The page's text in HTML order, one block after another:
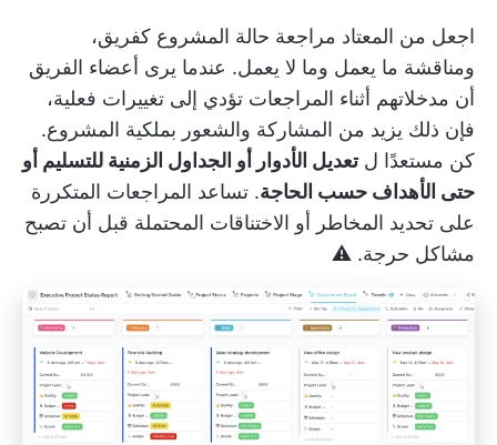
اجعل من المعتاد مراجعة حالة المشروع كفريق،
ومناقشة ما يعمل وما لا يعمل. عندما يرى أعضاء الفريق
أن مدخلاتهم أثناء المراجعات تؤدي إلى تغييرات فعلية،
فإن ذلك يزيد من المشاركة والشعور بملكية المشروع.
كن مستعدًا لتعديل الأدوار أو الجداول الزمنية للتسليم أو
حتى الأهداف حسب الحاجة. تساعد المراجعات المتكررة
على تحديد المخاطر أو الاختناقات المحتملة قبل أن تصبح
مشاكل حرجة. ⚠️